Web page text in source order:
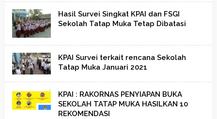
Hasil Survei Singkat KPAI dan FSGI
Sekolah Tatap Muka Tetap Dibatasi
KPAI Survei terkait rencana Sekolah
Tatap Muka Januari 2021
KPAI : RAKORNAS PENYIAPAN BUKA
SEKOLAH TATAP MUKA HASILKAN 10
REKOMENDASI